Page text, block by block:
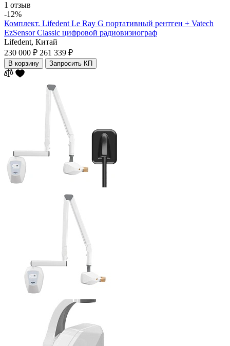
1 отзыв
-12%
Комплект. Lifedent Le Ray G портативный рентген + Vatech
EzSensor Classic цифровой радиовизиограф
Lifedent, Китай
230 000 ₽ 261 339 ₽
В корзину Запросить КП